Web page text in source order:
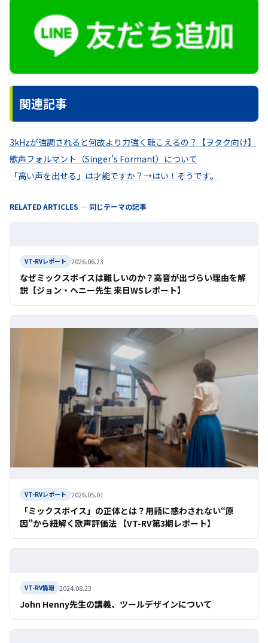
関連記事
3kHzが強調されると何故より力強く聴こえるの？【ヲタク向け】
歌声フォルマント（Singer’s Formant）について
「高い声を出せる」は才能ですか？→はい！そうです。
RELATED ARTICLES — 同じテーマの記事
VT-RVレポート 2026.06.23
なぜミックスボイスは難しいのか？高音が出づらい理由を解
説【ジョン・ヘニー先生 来日WSレポート】
VT-RVレポート 2026.05.01
「ミックスボイス」の正体とは？用語に惑わされない“原
因”から紐解く歌声評価法 【VT-RV第3期レポート】
VT-RV情報 2024.08.23
John Henny先生の講義、ツールデザインについて